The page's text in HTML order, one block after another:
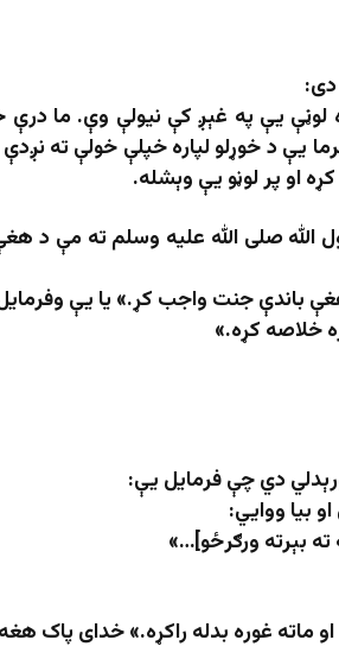
دی:
یې په غېږ کې نیولې وې. ما
یې د خوړلو لپاره خپلې خولې ته
او پر لوڼو یې وېشله.
الله صلی الله علیه وسلم ته مې د
هغې باندې جنت واجب کړ.» یا یې
خلاصه کړه.»
دي چې فرمایل یې:
بیا ووایي:
ته بېرته ورګرځو]…»
ماته غوره بدله راکړه.» خدای پاک